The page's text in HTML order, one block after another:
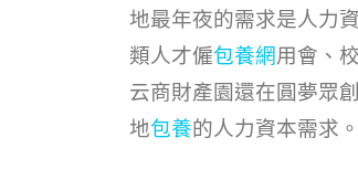
地最年夜的需求是人力
類人才僱包養網用會、
云商財產園還在圓夢眾
地包養的人力資本需求。